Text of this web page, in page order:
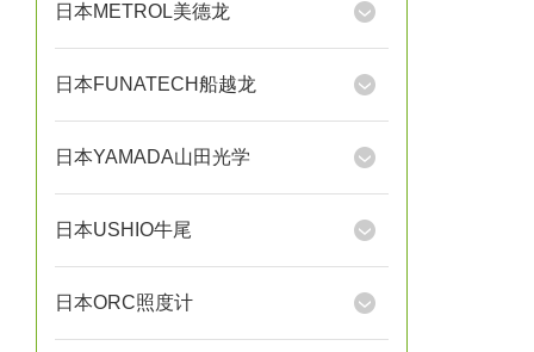
日本METROL美德龙
日本FUNATECH船越龙
日本YAMADA山田光学
日本USHIO牛尾
日本ORC照度计